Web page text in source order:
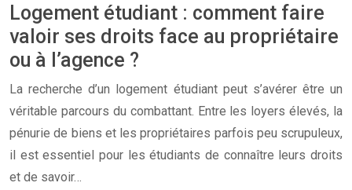
Logement étudiant : comment faire
valoir ses droits face au propriétaire
ou à l’agence ?
La recherche d’un logement étudiant peut s’avérer être un
véritable parcours du combattant. Entre les loyers élevés, la
pénurie de biens et les propriétaires parfois peu scrupuleux,
il est essentiel pour les étudiants de connaître leurs droits
et de savoir…